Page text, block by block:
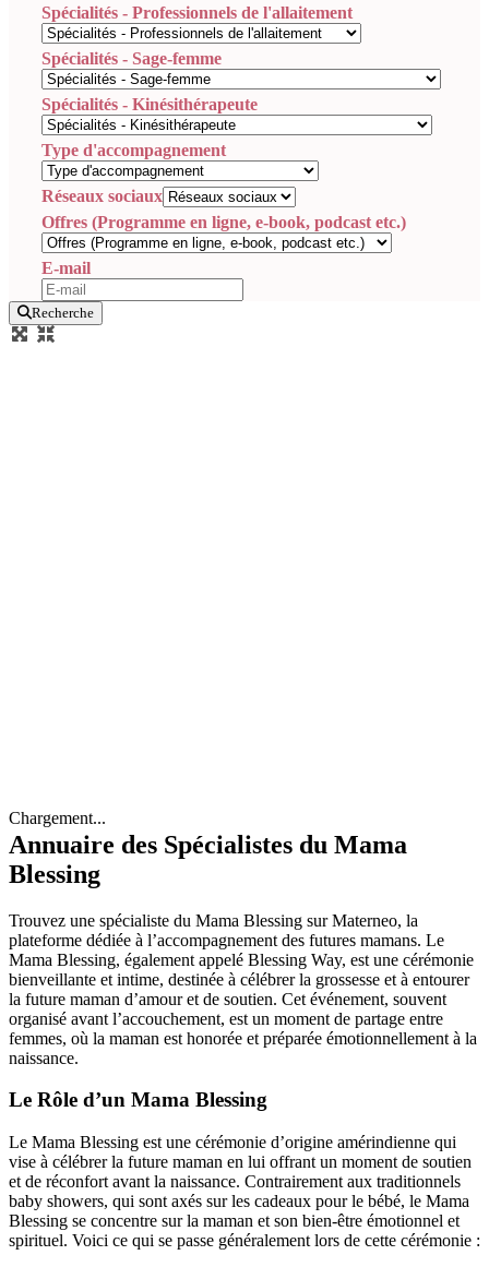
Spécialités - Professionnels de l'allaitement
Spécialités - Sage-femme
Spécialités - Kinésithérapeute
Type d'accompagnement
Réseaux sociaux
Offres (Programme en ligne, e-book, podcast etc.)
E-mail
Recherche
Chargement...
Annuaire des Spécialistes du Mama
Blessing
Trouvez une spécialiste du Mama Blessing sur Materneo, la
plateforme dédiée à l’accompagnement des futures mamans. Le
Mama Blessing, également appelé Blessing Way, est une cérémonie
bienveillante et intime, destinée à célébrer la grossesse et à entourer
la future maman d’amour et de soutien. Cet événement, souvent
organisé avant l’accouchement, est un moment de partage entre
femmes, où la maman est honorée et préparée émotionnellement à la
naissance.
Le Rôle d’un Mama Blessing
Le Mama Blessing est une cérémonie d’origine amérindienne qui
vise à célébrer la future maman en lui offrant un moment de soutien
et de réconfort avant la naissance. Contrairement aux traditionnels
baby showers, qui sont axés sur les cadeaux pour le bébé, le Mama
Blessing se concentre sur la maman et son bien-être émotionnel et
spirituel. Voici ce qui se passe généralement lors de cette cérémonie :